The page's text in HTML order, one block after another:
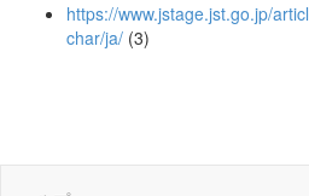
https://www.jstage.jst.go.jp/
char/ja/ (3)